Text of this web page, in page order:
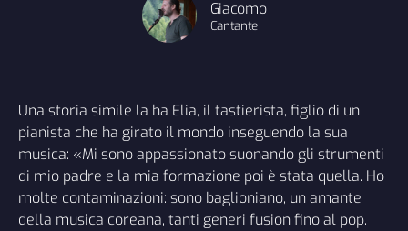
Giacomo
Cantante
Una storia simile la ha Elia, il tastierista, figlio di un
pianista che ha girato il mondo inseguendo la sua
musica: «Mi sono appassionato suonando gli strumenti
di mio padre e la mia formazione poi è stata quella. Ho
molte contaminazioni: sono baglioniano, un amante
della musica coreana, tanti generi fusion fino al pop.